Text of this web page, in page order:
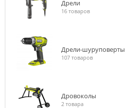
Дрели
16 товаров
Дрели-шуруповерты
107 товаров
Дровоколы
2 товара